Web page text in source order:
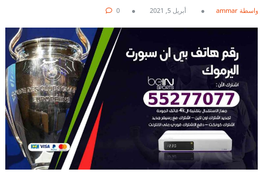
بواسطة ammar أبريل 5, 2021 0